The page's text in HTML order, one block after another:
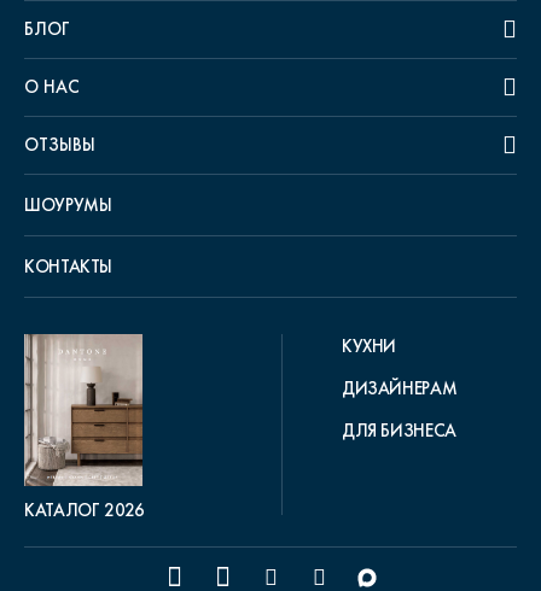
БЛОГ
О НАС
ОТЗЫВЫ
ШОУРУМЫ
КОНТАКТЫ
КАТАЛОГ 2026
КУХНИ
ДИЗАЙНЕРАМ
ДЛЯ БИЗНЕСА